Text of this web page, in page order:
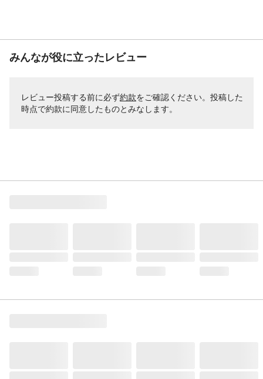
みんなが役に立ったレビュー
レビュー投稿する前に必ず約款をご確認ください。投稿した
時点で約款に同意したものとみなします。